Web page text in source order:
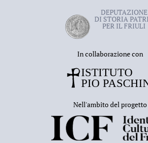
DEPUTAZIONE
DI STORIA
PER IL FRIULI
In collaborazione con
Nell'ambito del progetto